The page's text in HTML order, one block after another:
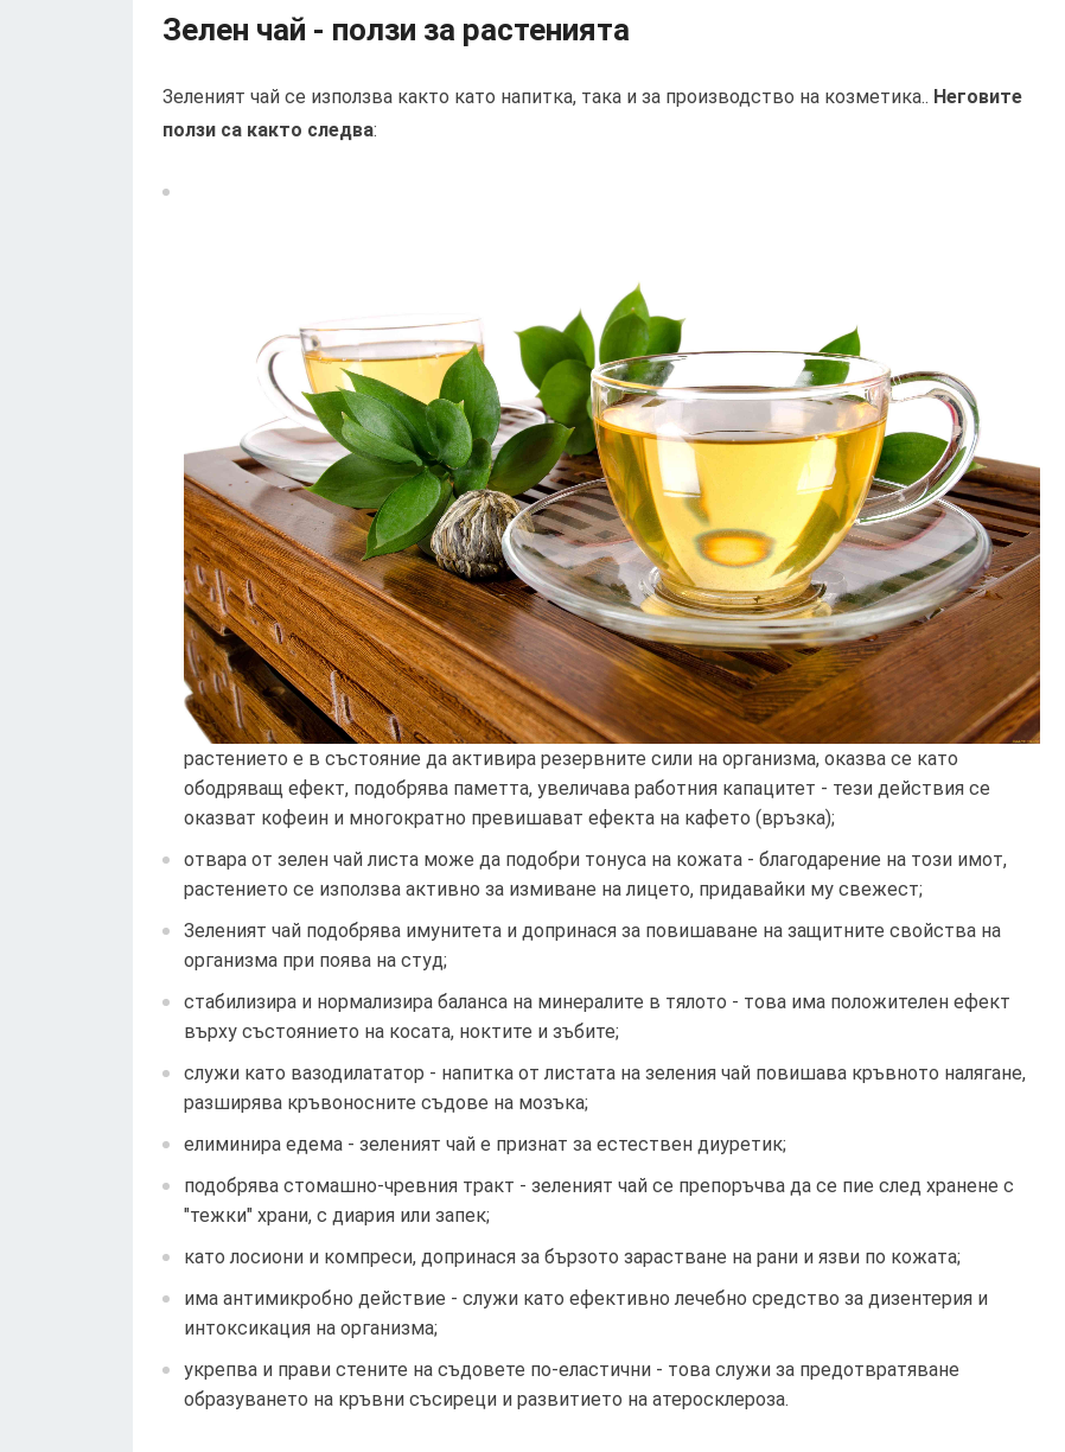
Зелен чай - ползи за растенията
Зеленият чай се използва както като напитка, така и за производство на козметика.. Неговите
ползи са както следва:
растението е в състояние да активира резервните сили на организма, оказва се като
ободряващ ефект, подобрява паметта, увеличава работния капацитет - тези действия се
оказват кофеин и многократно превишават ефекта на кафето (връзка);
отвара от зелен чай листа може да подобри тонуса на кожата - благодарение на този имот,
растението се използва активно за измиване на лицето, придавайки му свежест;
Зеленият чай подобрява имунитета и допринася за повишаване на защитните свойства на
организма при поява на студ;
стабилизира и нормализира баланса на минералите в тялото - това има положителен ефект
върху състоянието на косата, ноктите и зъбите;
служи като вазодилататор - напитка от листата на зеления чай повишава кръвното налягане,
разширява кръвоносните съдове на мозъка;
елиминира едема - зеленият чай е признат за естествен диуретик;
подобрява стомашно-чревния тракт - зеленият чай се препоръчва да се пие след хранене с
"тежки" храни, с диария или запек;
като лосиони и компреси, допринася за бързото зарастване на рани и язви по кожата;
има антимикробно действие - служи като ефективно лечебно средство за дизентерия и
интоксикация на организма;
укрепва и прави стените на съдовете по-еластични - това служи за предотвратяване
образуването на кръвни съсиреци и развитието на атеросклероза.